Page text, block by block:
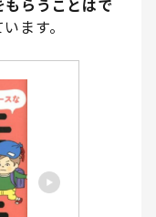
らうことはで
ます。